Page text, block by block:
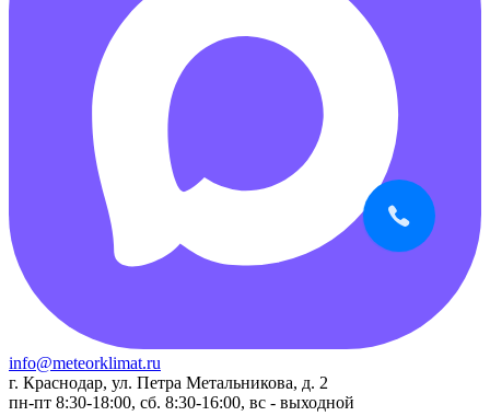
info@meteorklimat.ru
г. Краснодар, ул. Петра Метальникова, д. 2
пн-пт 8:30-18:00, сб. 8:30-16:00, вс - выходной